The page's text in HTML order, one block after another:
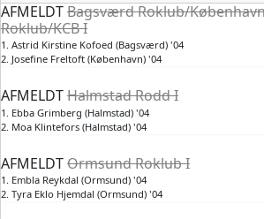
AFMELDTBagsværd Roklub/
Roklub/KCB I
1. Astrid Kirstine Kofoed (Bagsværd) '04
2. Josefine Freltoft (København) '04
AFMELDTHalmstad Rodd I
1. Ebba Grimberg (Halmstad) '04
2. Moa Klintefors (Halmstad) '04
AFMELDTOrmsund Roklub I
1. Embla Reykdal (Ormsund) '04
2. Tyra Eklo Hjemdal (Ormsund) '04